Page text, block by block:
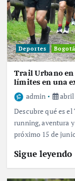
Deportes Bogotá
Trail Urbano
límites en una
admin
abril
Descubre qué es
running, aventura
próximo 15 de
Sigue leyendo